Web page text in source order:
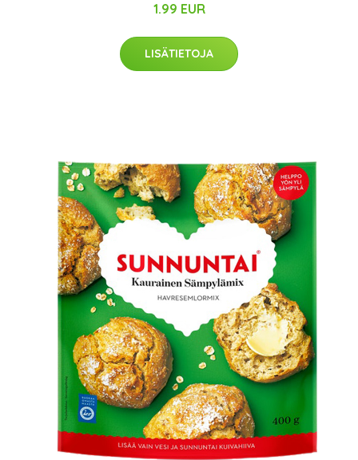
1.99 EUR
LISÄTIETOJA